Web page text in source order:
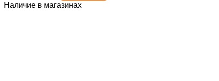
Наличие в магазинах